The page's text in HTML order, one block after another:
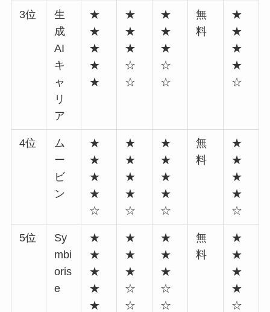
3位
生
成
AI
キ
ャ
リ
ア
★
★
★
★
★
★
★
★
☆
☆
★
★
★
☆
☆
無
料
★
★
★
★
☆
4位
ム
ー
ビ
ン
★
★
★
★
☆
★
★
★
★
☆
★
★
★
★
☆
無
料
★
★
★
★
☆
5位
Sy
mbi
oris
e
★
★
★
★
★
★
★
★
☆
☆
★
★
★
☆
☆
無
料
★
★
★
★
☆